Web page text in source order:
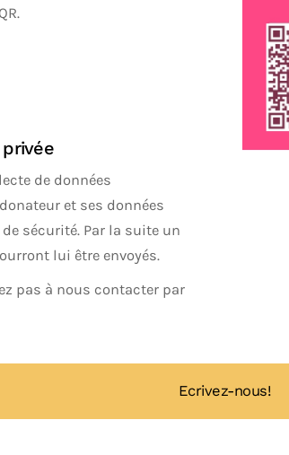
de données
et ses données
sécurité. Par la suite un
lui être envoyés.
pas à nous contacter par
Ecrivez-nous!